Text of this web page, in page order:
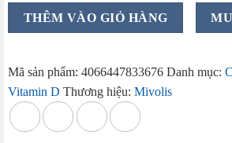
Kẹo
Vitamin
Fur
Kinder
THÊM VÀO GIỎ HÀNG
Mã sản phẩm: 4066447833676 Danh mục:
Vitamin D Thương hiệu: Mivolis